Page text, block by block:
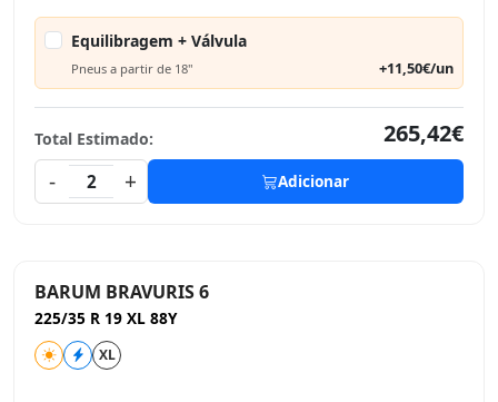
Equilibragem + Válvula
Pneus a partir de 18" +11,50€/un
Total Estimado:
265,42€
-
2 + Adicionar
BARUM BRAVURIS 6
225/35 R 19 XL 88Y
XL